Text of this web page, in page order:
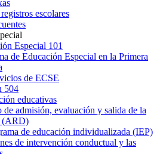
escolares
Especial 101
de Educación Especial en la Primera
de ECSE
504
educativas
de admisión, evaluación y salida de la
(ARD)
de educación individualizada (IEP)
de intervención conductual y las